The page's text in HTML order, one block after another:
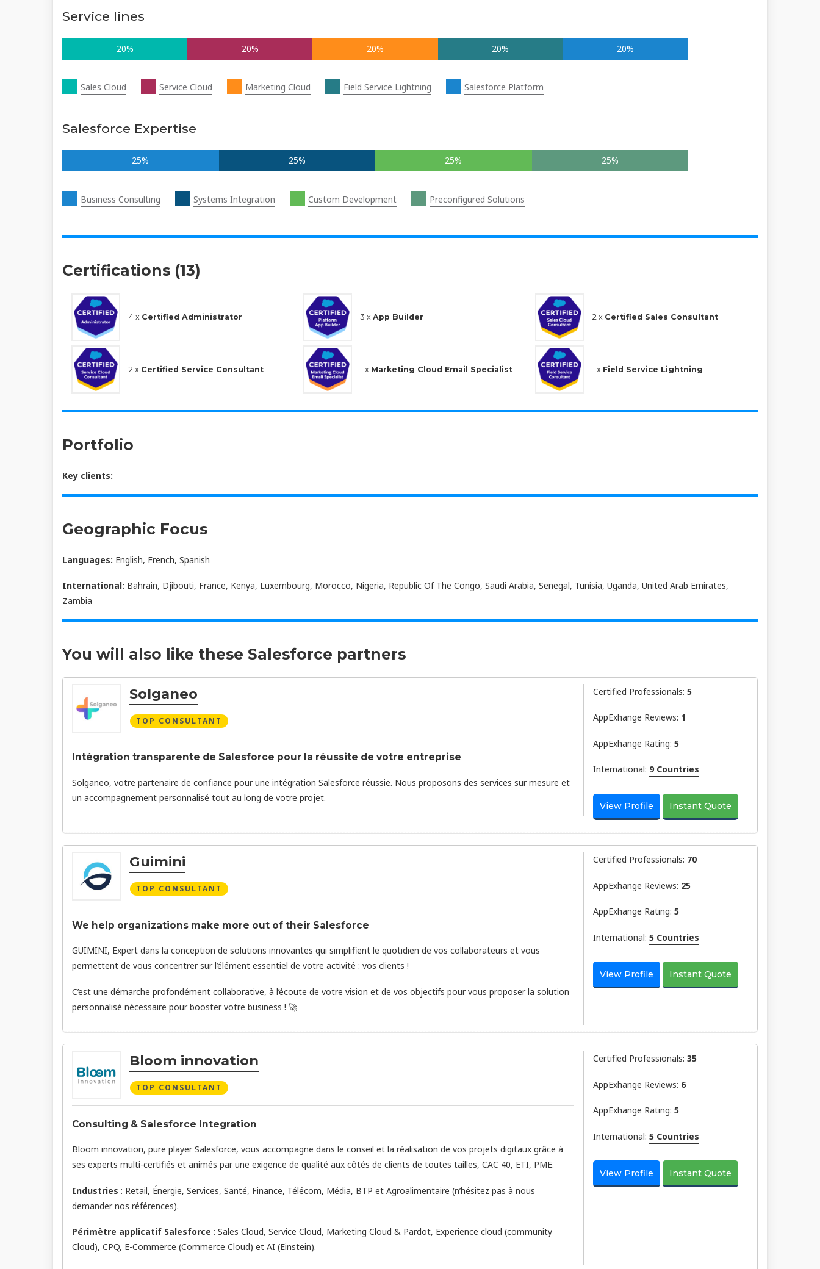
Service lines
20% 20% 20% 20% 20%
Sales Cloud Service Cloud Marketing Cloud Field Service Lightning Salesforce Platform
Salesforce Expertise
25% 25% 25% 25%
Business Consulting Systems Integration Custom Development Preconfigured Solutions
Certifications (13)
4 x Certified Administrator 3 x App Builder 2 x Certified Sales Consultant
2 x Certified Service Consultant 1 x Marketing Cloud Email Specialist 1 x Field Service Lightning
Portfolio
Key clients:
Geographic Focus
Languages: English, French, Spanish
International: Bahrain, Djibouti, France, Kenya, Luxembourg, Morocco, Nigeria, Republic Of The Congo, Saudi Arabia, Senegal, Tunisia, Uganda, United Arab Emirates,
Zambia
You will also like these Salesforce partners
Solganeo
TOP CONSULTANT
Intégration transparente de Salesforce pour la réussite de votre entreprise
Solganeo, votre partenaire de confiance pour une intégration Salesforce réussie. Nous proposons des services sur mesure et
un accompagnement personnalisé tout au long de votre projet.
Certified Professionals: 5
AppExhange Reviews: 1
AppExhange Rating: 5
International: 9 Countries
View Profile Instant Quote
Guimini
TOP CONSULTANT
We help organizations make more out of their Salesforce
GUIMINI, Expert dans la conception de solutions innovantes qui simplifient le quotidien de vos collaborateurs et vous
permettent de vous concentrer sur l’élément essentiel de votre activité : vos clients !
C’est une démarche profondément collaborative, à l’écoute de votre vision et de vos objectifs pour vous proposer la solution
personnalisé nécessaire pour booster votre business ! 🚀
Certified Professionals: 70
AppExhange Reviews: 25
AppExhange Rating: 5
International: 5 Countries
View Profile Instant Quote
Bloom innovation
TOP CONSULTANT
Consulting & Salesforce Integration
Bloom innovation, pure player Salesforce, vous accompagne dans le conseil et la réalisation de vos projets digitaux grâce à
ses experts multi-certifiés et animés par une exigence de qualité aux côtés de clients de toutes tailles, CAC 40, ETI, PME.
Industries : Retail, Énergie, Services, Santé, Finance, Télécom, Média, BTP et Agroalimentaire (n’hésitez pas à nous
demander nos références).
Périmètre applicatif Salesforce : Sales Cloud, Service Cloud, Marketing Cloud & Pardot, Experience cloud (community
Cloud), CPQ, E-Commerce (Commerce Cloud) et AI (Einstein).
Certified Professionals: 35
AppExhange Reviews: 6
AppExhange Rating: 5
International: 5 Countries
View Profile Instant Quote